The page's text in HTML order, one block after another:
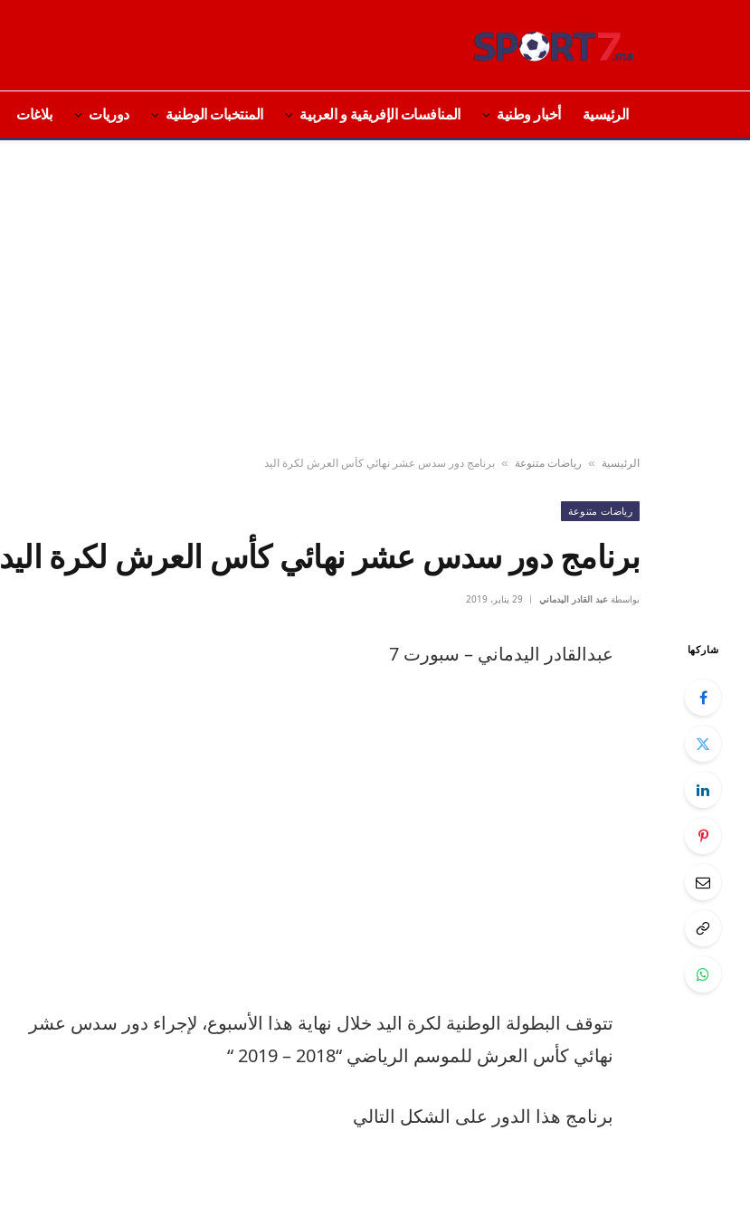
الرئيسية أخبار وطنية المنافسات الإفريقية و العربية المنتخبات الوطنية دوريات بلاغات
الرئيسية » رياضات متنوعة » برنامج دور سدس عشر نهائي كأس العرش لكرة اليد
رياضات متنوعة
برنامج دور سدس عشر نهائي كأس العرش لكرة اليد
بواسطة عبد القادر اليدماني 29 يناير، 2019
شاركها عبدالقادر اليدماني – سبورت 7
تتوقف البطولة الوطنية لكرة اليد خلال نهاية هذا الأسبوع، لإجراء دور سدس عشر
نهائي كأس العرش للموسم الرياضي “2018 – 2019 “
برنامج هذا الدور على الشكل التالي